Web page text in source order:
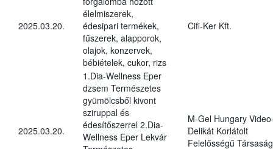
2025.03.20.
élelmiszerek,
édesipari termékek,
fűszerek, alapporok,
olajok, konzervek,
bébiételek, cukor, rizs
Cifi-Ker Kft.
2025.03.20.
1.Dia-Wellness Eper
dzsem Természetes
gyümölcsből kivont
sziruppal és
édesítőszerrel 2.Dia-
Wellness Eper Lekvár
M-Gel Hungary
Delikát Korlátolt
Felelősségű Társaság